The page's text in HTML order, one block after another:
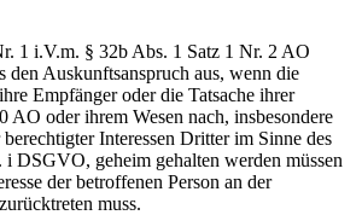
i.V.m. § 32b Abs. 1 Satz 1 Nr. 2 AO
den Auskunftsanspruch aus, wenn die
Empfänger oder die Tatsache ihrer
AO oder ihrem Wesen nach, insbesondere
Interessen Dritter im Sinne des
DSGVO, geheim gehalten werden müssen
der betroffenen Person an der
muss.